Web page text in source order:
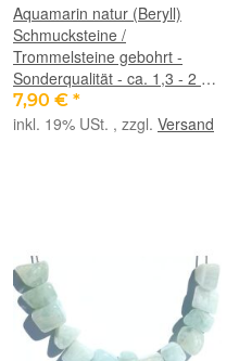
Aquamarin natur (Beryll)
Schmucksteine /
Trommelsteine gebohrt -
Sonderqualität - ca. 1,3 - 2 cm
/ ca. 2-3 g/St
7,90 € *
inkl. 19% USt. , zzgl. Versand